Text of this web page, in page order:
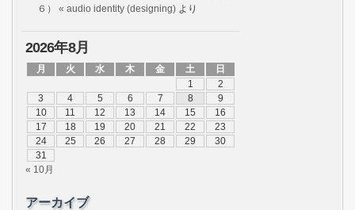
６） « audio identity (designing) より
2026年8月
月 火 水 木 金 土
日
1
2
3
4 5 6 7 8
9
10
11 12 13 14 15
16
17
18 19 20 21 22
23
24
25 26 27 28 29
30
31
« 10月
アーカイブ